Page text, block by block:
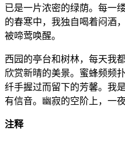
已是一片浓密的绿荫。每一
的春寒中，我独自喝着闷酒
被啼莺唤醒。
西园的亭台和树林，每天我
欣赏新晴的美景。蜜蜂频频
纤手握过而留下的芳馨。我
有信音。幽寂的空阶上，一
注释